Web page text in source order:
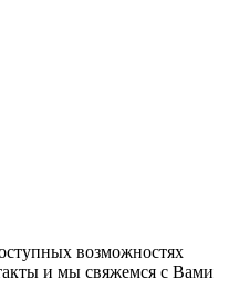
возможностях
и мы свяжемся с Вами